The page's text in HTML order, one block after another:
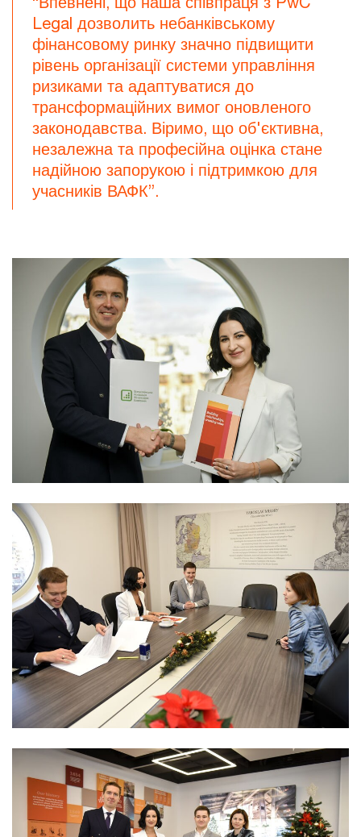
Legal дозволить небанківському
фінансовому ринку значно підвищити
рівень організації системи управління
ризиками та адаптуватися до
трансформаційних вимог оновленого
законодавства. Віримо, що об'єктивна,
незалежна та професійна оцінка стане
надійною запорукою і підтримкою для
учасників ВАФК”.